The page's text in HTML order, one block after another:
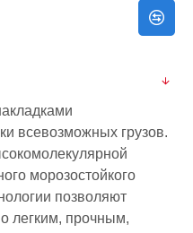
всевозможных грузoв.
морозостойкого
позволяют
легким, прочным,